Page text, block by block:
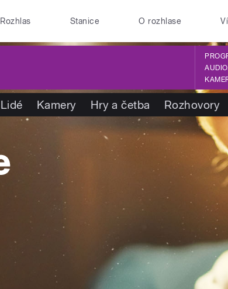
Stanice O rozhlase
Lidé Kamery Hry a četba Rozhovory